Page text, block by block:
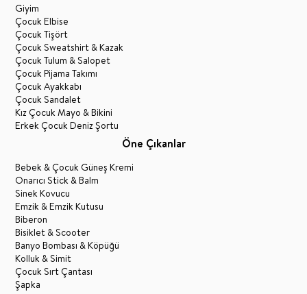
Giyim
Çocuk Elbise
Çocuk Tişört
Çocuk Sweatshirt & Kazak
Çocuk Tulum & Salopet
Çocuk Pijama Takımı
Çocuk Ayakkabı
Çocuk Sandalet
Kız Çocuk Mayo & Bikini
Erkek Çocuk Deniz Şortu
Öne Çıkanlar
Bebek & Çocuk Güneş Kremi
Onarıcı Stick & Balm
Sinek Kovucu
Emzik & Emzik Kutusu
Biberon
Bisiklet & Scooter
Banyo Bombası & Köpüğü
Kolluk & Simit
Çocuk Sırt Çantası
Şapka